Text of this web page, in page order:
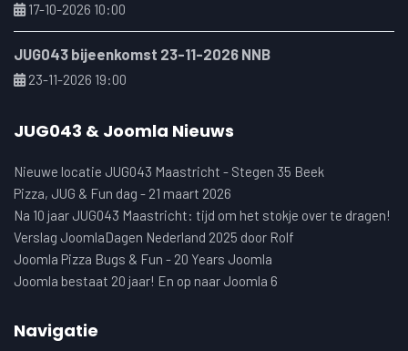
17-10-2026 10:00
JUG043 bijeenkomst 23-11-2026 NNB
23-11-2026 19:00
JUG043 & Joomla Nieuws
Nieuwe locatie JUG043 Maastricht - Stegen 35 Beek
Pizza, JUG & Fun dag - 21 maart 2026
Na 10 jaar JUG043 Maastricht: tijd om het stokje over te dragen!
Verslag JoomlaDagen Nederland 2025 door Rolf
Joomla Pizza Bugs & Fun - 20 Years Joomla
Joomla bestaat 20 jaar! En op naar Joomla 6
Navigatie